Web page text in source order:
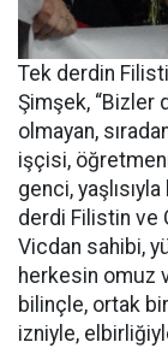
Tek derdin
Şimşek, “Bizler
olmayan,
işçisi,
genci,
derdi Filistin ve
Vicdan sahibi,
herkesin omuz
bilinçle, ortak
izniyle,